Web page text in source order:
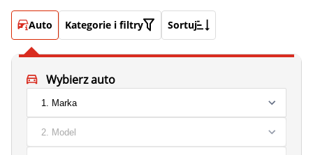
Auto Kategorie i filtry Sortuj
Wybierz auto